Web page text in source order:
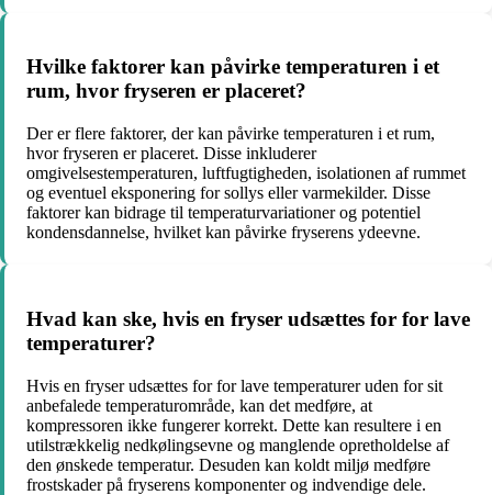
Hvilke faktorer kan påvirke temperaturen i et
rum, hvor fryseren er placeret?
Der er flere faktorer, der kan påvirke temperaturen i et rum,
hvor fryseren er placeret. Disse inkluderer
omgivelsestemperaturen, luftfugtigheden, isolationen af rummet
og eventuel eksponering for sollys eller varmekilder. Disse
faktorer kan bidrage til temperaturvariationer og potentiel
kondensdannelse, hvilket kan påvirke fryserens ydeevne.
Hvad kan ske, hvis en fryser udsættes for for lave
temperaturer?
Hvis en fryser udsættes for for lave temperaturer uden for sit
anbefalede temperaturområde, kan det medføre, at
kompressoren ikke fungerer korrekt. Dette kan resultere i en
utilstrækkelig nedkølingsevne og manglende opretholdelse af
den ønskede temperatur. Desuden kan koldt miljø medføre
frostskader på fryserens komponenter og indvendige dele.